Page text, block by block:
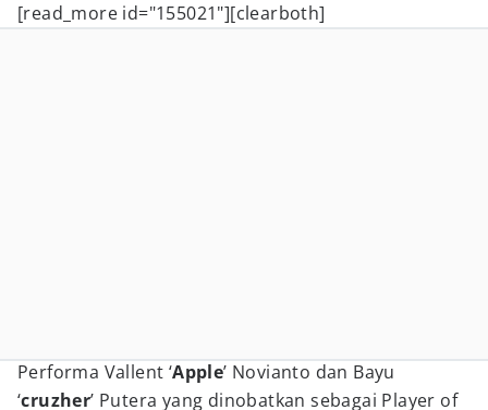
[read_more id="155021"][clearboth]
Performa Vallent ‘Apple’ Novianto dan Bayu
‘cruzher’ Putera yang dinobatkan sebagai Player of